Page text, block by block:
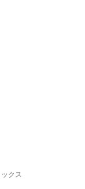
クス